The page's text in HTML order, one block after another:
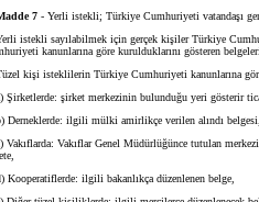
7 - Yerli istekli; Türkiye Cumhuriyeti vatandaşı
istekli sayılabilmek için gerçek kişiler Türkiye
kanunlarına göre kurulduklarını gösteren
kişi isteklilerin Türkiye Cumhuriyeti kanunlarına
şirket merkezinin bulunduğu yeri gösterir
ilgili mülki amirlikçe verilen alındı
Vakıflar Genel Müdürlüğünce tutulan
ilgili bakanlıkça düzenlenen belge,